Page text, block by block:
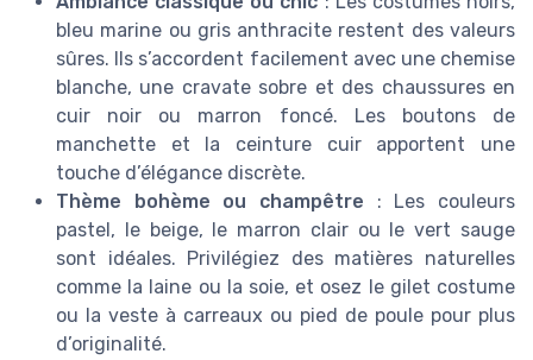
bleu marine ou gris anthracite restent des valeurs
sûres. Ils s’accordent facilement avec une chemise
blanche, une cravate sobre et des chaussures en
cuir noir ou marron foncé. Les boutons de
manchette et la ceinture cuir apportent une
touche d’élégance discrète.
Thème bohème ou champêtre : Les couleurs
pastel, le beige, le marron clair ou le vert sauge
sont idéales. Privilégiez des matières naturelles
comme la laine ou la soie, et osez le gilet costume
ou la veste à carreaux ou pied de poule pour plus
d’originalité.